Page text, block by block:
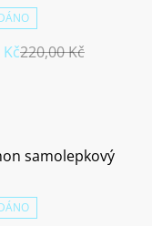
220,00 Kč
samolepkový